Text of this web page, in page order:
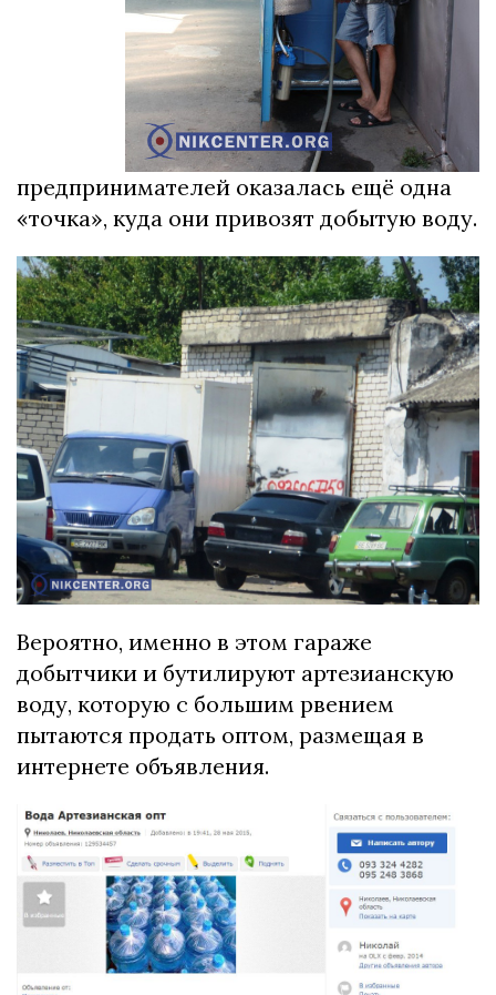
предпринимателей оказалась ещё одна
«точка», куда они привозят добытую воду.
Вероятно, именно в этом гараже
добытчики и бутилируют артезианскую
воду, которую с большим рвением
пытаются продать оптом, размещая в
интернете объявления.